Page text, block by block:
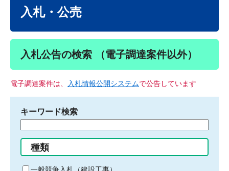
入札・公売
入札公告の検索 （電子調達案件以外）
電子調達案件は、 入札情報公開システムで公告しています
キーワード検索
る
キ
種類